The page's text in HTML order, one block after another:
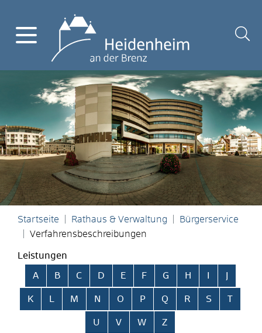
Startseite Rathaus & Verwaltung
Bürgerservice
Verfahrensbeschreibungen
Leistungen
Alphabetisches Register überspringen
A B C D E F G H
K L M N O P Q R S T
U V W Z